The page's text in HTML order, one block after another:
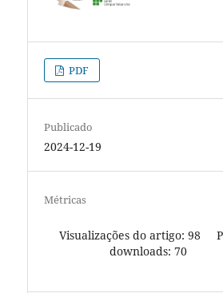
PDF
Publicado
2024-12-19
Métricas
Visualizações do artigo: 98
downloads: 70